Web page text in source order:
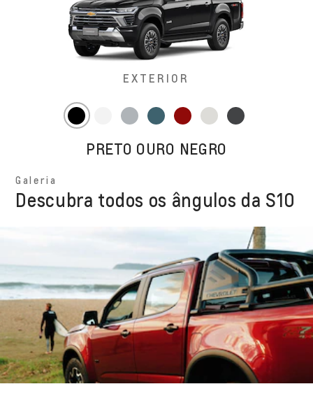
EXTERIOR
PRETO OURO NEGRO
Galeria
Descubra todos os ângulos da S10